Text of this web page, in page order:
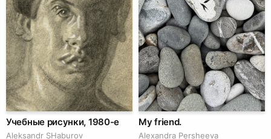
Учебные рисунки, 1980-е
Аleksandr SHaburov
My friend.
Alexandra Persheeva